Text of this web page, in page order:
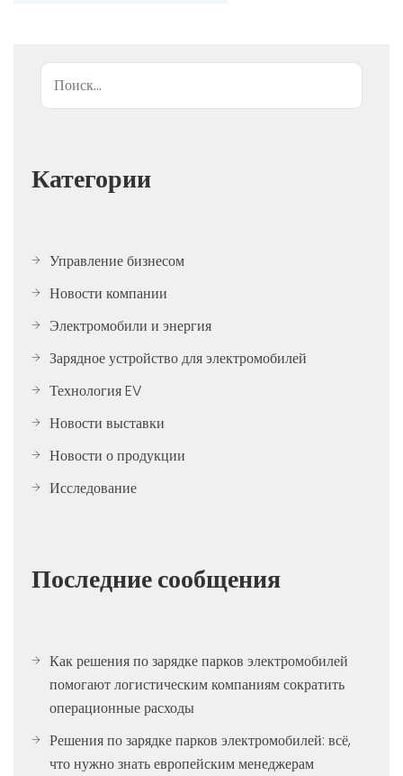
Поиск
Категории
Управление бизнесом
Новости компании
Электромобили и энергия
Зарядное устройство для электромобилей
Технология EV
Новости выставки
Новости о продукции
Исследование
Последние сообщения
Как решения по зарядке парков электромобилей
помогают логистическим компаниям сократить
операционные расходы
Решения по зарядке парков электромобилей: всё,
что нужно знать европейским менеджерам